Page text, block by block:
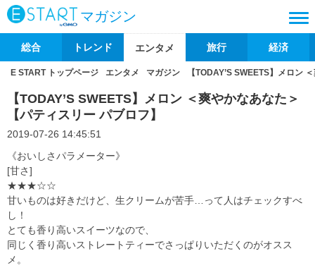
マガジン
総合 トレンド エンタメ 旅行 経済
E START トップページ エンタメ マガジン 【TODAY’S SWEETS】メロン
【TODAY’S SWEETS】メロン ＜爽やかなあなた＞
【パティスリー パブロフ】
2019-07-26 14:45:51
《おいしさパラメーター》
[甘さ]
★★★☆☆
甘いものは好きだけど、生クリームが苦手
って人はチェックすべ
し！
とても香り高いスイーツなので、
同じく香り高いストレートティーでさっぱりいただくのがオスス
メ。